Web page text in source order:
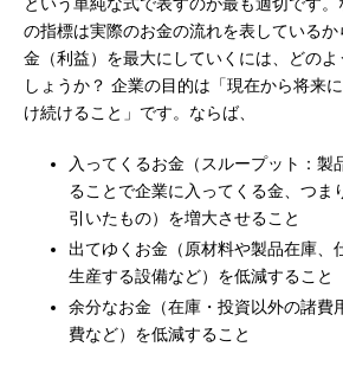
の指標は実際のお金の流れを表している
金（利益）を最大にしていくには、どの
しょうか？ 企業の目的は「現在から将来
け続けること」です。ならば、
入ってくるお金（スループット：製
ることで企業に入ってくる金、つま
引いたもの）を増大させること
出てゆくお金（原材料や製品在庫、
生産する設備など）を低減すること
余分なお金（在庫・投資以外の諸費
費など）を低減すること